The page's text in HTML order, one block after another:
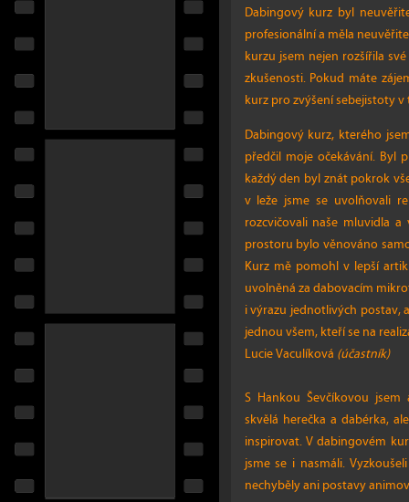
Dabingový kurz byl
profesionální a měla
kurzu jsem nejen rozšířila
zkušenosti. Pokud máte
kurz pro zvýšení sebejistoty
Dabingový kurz, kterého
předčil moje očekávání. Byl
každý den byl znát pokrok
v leže jsme se uvolňovali
rozcvičovali naše mluvidla
prostoru bylo věnováno
Kurz mě pomohl v lepší
uvolněná za dabovacím
i výrazu jednotlivých postav,
jednou všem, kteří se na
Lucie Vaculíková (účastník)
S Hankou Ševčíkovou
skvělá herečka a dabérka,
inspirovat. V dabingovém
jsme se i nasmáli.
nechyběly ani postavy